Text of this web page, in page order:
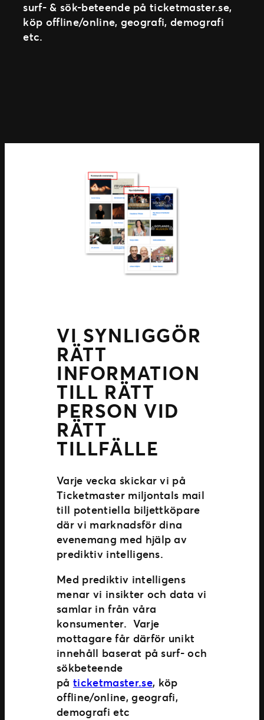
surf- & sök-beteende på ticketmaster.se,
köp offline/online, geografi, demografi
etc.
VI SYNLIGGÖR
RÄTT
INFORMATION
TILL RÄTT
PERSON VID
RÄTT
TILLFÄLLE
Varje vecka skickar vi på
Ticketmaster miljontals mail
till potentiella biljettköpare
där vi marknadsför dina
evenemang med hjälp av
prediktiv intelligens.
Med prediktiv intelligens
menar vi insikter och data vi
samlar in från våra
konsumenter. Varje
mottagare får därför unikt
innehåll baserat på surf- och
sökbeteende
på ticketmaster.se, köp
offline/online, geografi,
demografi etc